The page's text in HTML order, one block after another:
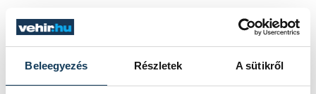
Beleegyezés Részletek A sütikről
Tasnádi rákérdezett, mit érez ma azok
iránt, akiket a hatóságok szerint a
merénylethez köthetnek.